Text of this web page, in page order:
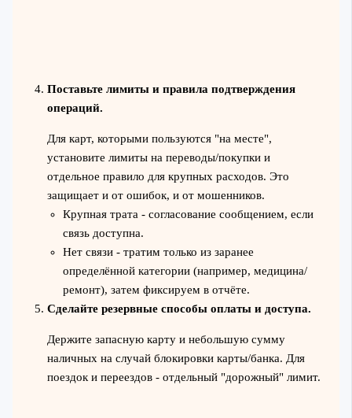
Поставьте лимиты и правила подтверждения
операций.
Для карт, которыми пользуются "на месте",
установите лимиты на переводы/покупки и
отдельное правило для крупных расходов. Это
защищает и от ошибок, и от мошенников.
Крупная трата - согласование сообщением, если
связь доступна.
Нет связи - тратим только из заранее
определённой категории (например, медицина/
ремонт), затем фиксируем в отчёте.
Сделайте резервные способы оплаты и доступа.
Держите запасную карту и небольшую сумму
наличных на случай блокировки карты/банка. Для
поездок и переездов - отдельный "дорожный" лимит.